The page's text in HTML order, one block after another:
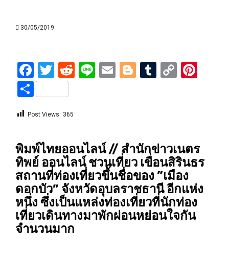
30/05/2019
Facebook
Twitter
Reddit
LineEmailBlogger
Tumblr
Copy
Share
Post Views: 365
พิมพ์ไทยออนไลน์ // สำนักข่าวเนตร
ทิพย์ ออนไลน์ ชวนเที่ยว เขื่อนสิรินธร
สถานที่ท่องเที่ยวขึ้นชื่อของ ”เมือง
ดอกบัว” จังหวัดอุบลราชธานี อีกแห่ง
หนึ่ง ซึ่งเป็นแหล่งท่องเที่ยวที่นักท่อง
เที่ยวเดินทางมาพักผ่อนหย่อนใจกัน
จำนวนมาก